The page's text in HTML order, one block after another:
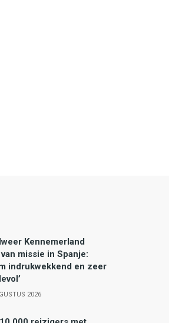
Kennemerland
missie in Spanje:
indrukwekkend en zeer
2026